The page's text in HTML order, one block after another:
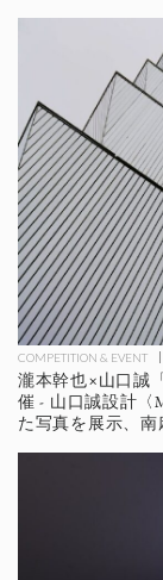
COMPETITION & EVENT
瀧本幹也×山口誠
催 - 山口誠設計〈
た写真を展示、南